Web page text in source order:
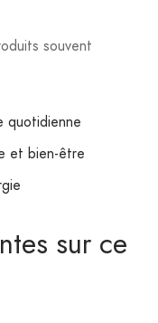
souvent
quotidienne
et bien-être
sur ce